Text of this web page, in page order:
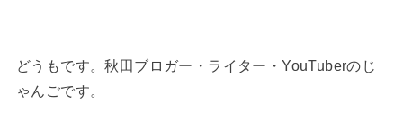
どうもです。秋田ブロガー・ライター・YouTuberのじ
ゃんごです。